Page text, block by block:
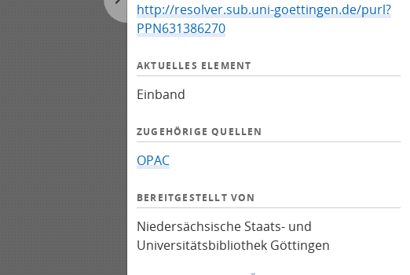
http://resolver.sub.uni-goettingen.de/purl?
PPN631386270
AKTUELLES ELEMENT
Einband
ZUGEHÖRIGE QUELLEN
OPAC
BEREITGESTELLT VON
Niedersächsische Staats- und
Universitätsbibliothek Göttingen